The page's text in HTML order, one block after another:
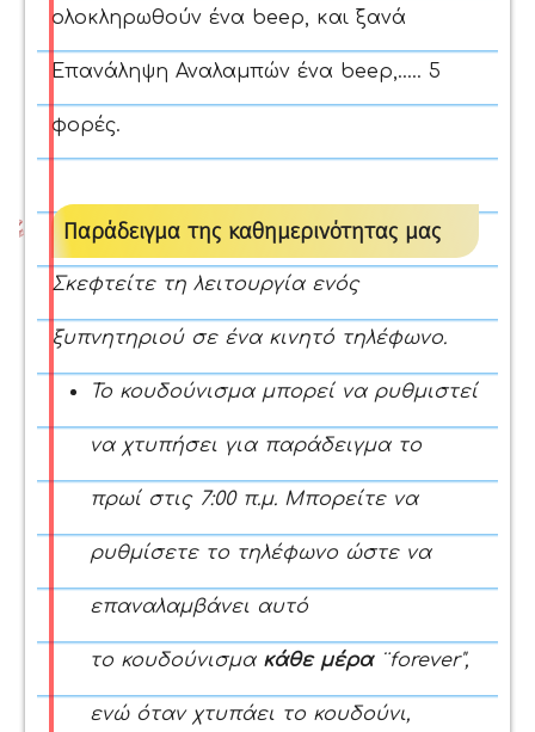
ολοκληρωθούν ένα beep, και ξανά
Επανάληψη Αναλαμπών ένα beep,..... 5
φορές.
Παράδειγμα της καθημερινότητας μας
Σκεφτείτε τη λειτουργία ενός
ξυπνητηριού σε ένα κινητό τηλέφωνο.
Το κουδούνισμαμπορεί να ρυθμιστεί
να χτυπήσει για παράδειγμα το
πρωί στις 7:00 π.μ. Μπορείτε να
ρυθμίσετε το τηλέφωνο ώστε να
επαναλαμβάνει αυτό
το κουδούνισμα κάθε μέρα¨forever",
ενώ όταν χτυπάει το κουδούνι,